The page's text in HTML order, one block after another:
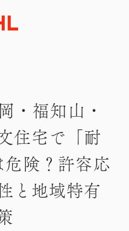
・福知山・
住宅で「耐
険？許容応
と地域特有